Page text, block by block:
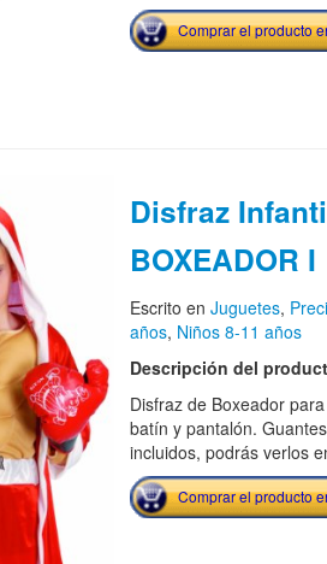
Comprar el producto
Disfraz
BOXEADOR I
Escrito en Juguetes,
años, Niños 8-11 años
Descripción del
Disfraz de Boxeador
batín y pantalón.
incluidos, podrás verlos
Comprar el producto